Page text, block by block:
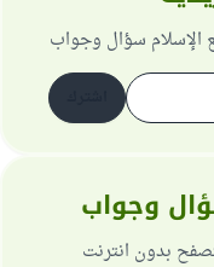
الإسلام سؤال وجواب
وجواب
بدون انترنت